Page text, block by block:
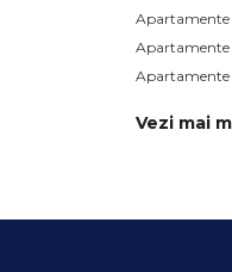
Apartamente
Apartamente
Apartamente
Vezi mai